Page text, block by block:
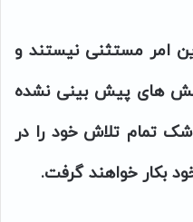
امر مستثنی نیستند و
های پیش بینی نشده
شک تمام تلاش خود را در
بکار خواهند گرفت.